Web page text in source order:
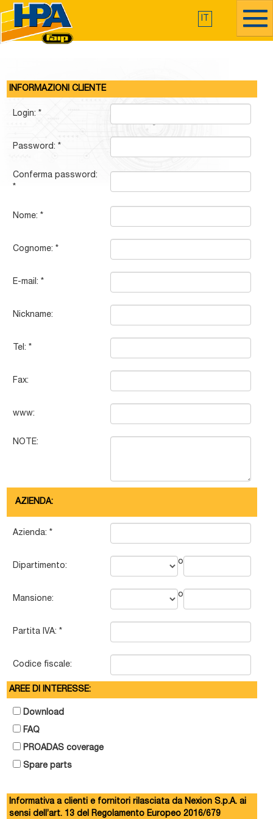
IT
INFORMAZIONI CLIENTE
Login: *
Password: *
Conferma password:
*
Nome: *
Cognome: *
E-mail: *
Nickname:
Tel: *
Fax:
www:
NOTE:
AZIENDA:
Azienda: *
Dipartimento: o
Mansione: o
Partita IVA: *
Codice fiscale:
AREE DI INTERESSE:
Download
FAQ
PROADAS coverage
Spare parts
Informativa a clienti e fornitori rilasciata da Nexion S.p.A. ai
sensi dell’art. 13 del Regolamento Europeo 2016/679